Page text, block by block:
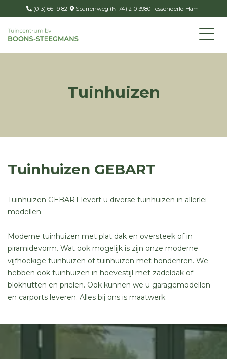
(013) 66 19 82 Sparrenweg (N174) 210 3980 Tessenderlo-Ham
Tuinhuizen
Tuinhuizen GEBART
Tuinhuizen GEBART levert u diverse tuinhuizen in allerlei
modellen.
Moderne tuinhuizen met plat dak en oversteek of in
piramidevorm. Wat ook mogelijk is zijn onze moderne
vijfhoekige tuinhuizen of tuinhuizen met hondenren. We
hebben ook tuinhuizen in hoevestijl met zadeldak of
blokhutten en prielen. Ook kunnen we u garagemodellen
en carports leveren. Alles bij ons is maatwerk.